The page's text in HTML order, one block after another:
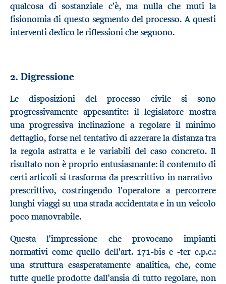
qualcosa di sostanziale c'è, ma nulla che muti la
fisionomia di questo segmento del processo. A questi
interventi dedico le riflessioni che seguono.
2. Digressione
Le disposizioni del processo civile si sono
progressivamente appesantite: il legislatore mostra
una progressiva inclinazione a regolare il minimo
dettaglio, forse nel tentativo di azzerare la distanza tra
la regola astratta e le variabili del caso concreto. Il
risultato non è proprio entusiasmante: il contenuto di
certi articoli si trasforma da prescrittivo in narrativo-
prescrittivo, costringendo l'operatore a percorrere
lunghi viaggi su una strada accidentata e in un veicolo
poco manovrabile.
Questa l'impressione che provocano impianti
normativi come quello dell'art. 171-bis e -ter c.p.c.:
una struttura esasperatamente analitica, che, come
tutte quelle prodotte dall'ansia di tutto regolare, non